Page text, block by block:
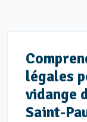
légales
vidange
Saint-